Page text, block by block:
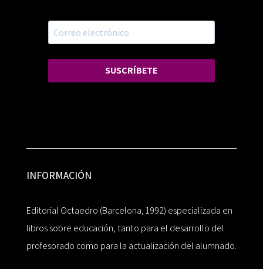
SUSCRÍBETE
INFORMACIÓN
Editorial Octaedro (Barcelona, 1992) especializada en
libros sobre educación, tanto para el desarrollo del
profesorado como para la actualización del alumnado.